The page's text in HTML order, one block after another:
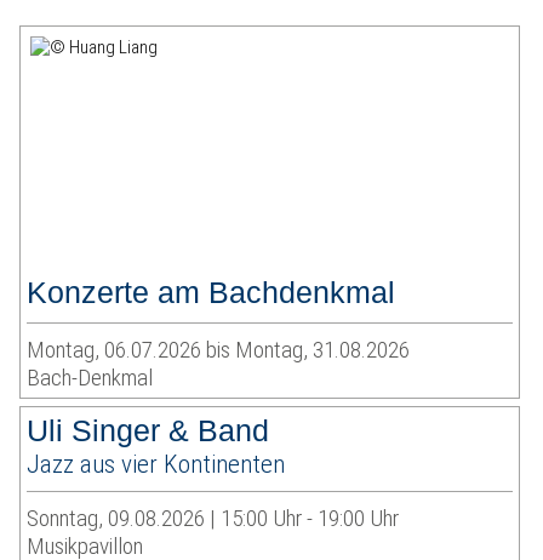
Konzerte am Bachdenkmal
Montag, 06.07.2026 bis Montag, 31.08.2026
Bach-Denkmal
Uli Singer & Band
Jazz aus vier Kontinenten
Sonntag, 09.08.2026 | 15:00 Uhr - 19:00 Uhr
Musikpavillon